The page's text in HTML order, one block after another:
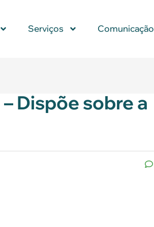
Serviços Comunicação
Dispõe sobre a